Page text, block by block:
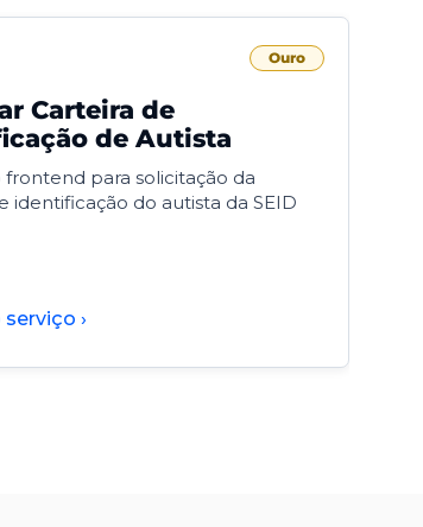
Ouro
Carteira de
de Autista
frontend para solicitação da
identificação do autista da SEID
›